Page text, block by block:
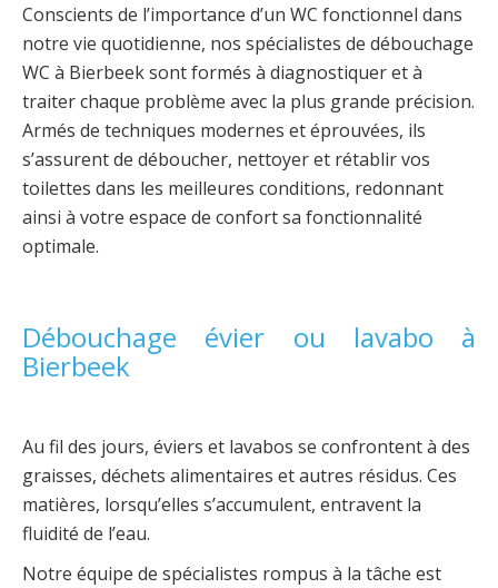
Conscients de l’importance d’un WC fonctionnel dans
notre vie quotidienne, nos spécialistes de débouchage
WC à Bierbeek sont formés à diagnostiquer et à
traiter chaque problème avec la plus grande précision.
Armés de techniques modernes et éprouvées, ils
s’assurent de déboucher, nettoyer et rétablir vos
toilettes dans les meilleures conditions, redonnant
ainsi à votre espace de confort sa fonctionnalité
optimale.
Débouchage évier ou lavabo à
Bierbeek
Au fil des jours, éviers et lavabos se confrontent à des
graisses, déchets alimentaires et autres résidus. Ces
matières, lorsqu’elles s’accumulent, entravent la
fluidité de l’eau.
Notre équipe de spécialistes rompus à la tâche est